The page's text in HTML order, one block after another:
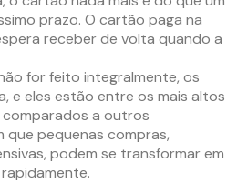
prazo. O cartão paga na
receber de volta quando a
for feito integralmente, os
e eles estão entre os mais altos
a outros
que pequenas compras,
podem se transformar em